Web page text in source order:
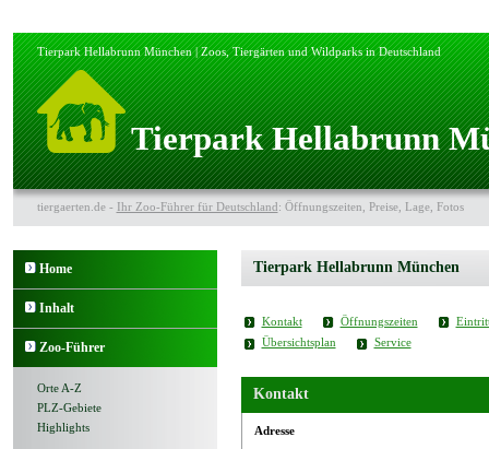
Tierpark Hellabrunn München | Zoos, Tiergärten und Wildparks in Deutschland
Tierpark Hellabrunn
tiergaerten.de - Ihr Zoo-Führer für Deutschland: Öffnungszeiten, Preise, Lage, Fotos
Home
Inhalt
Zoo-Führer
Orte A-Z
PLZ-Gebiete
Highlights
Tierpark Hellabrunn München
Kontakt Öffnungszeiten
Übersichtsplan
Service
Kontakt
Adresse